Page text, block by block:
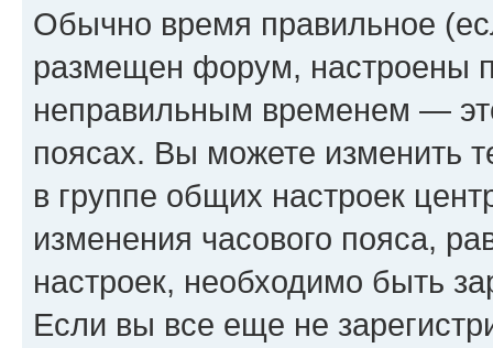
Обычно время правильное
размещен форум, настроены
неправильным временем —
поясах. Вы можете изменить
в группе общих настроек
изменения часового пояса,
настроек, необходимо быть
Если вы все еще не